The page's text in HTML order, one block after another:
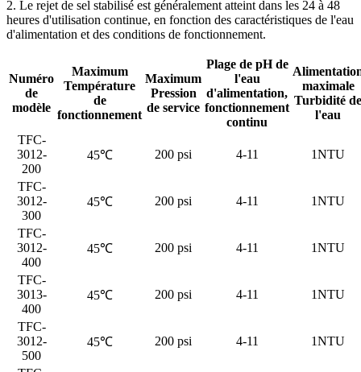
2. Le rejet de sel stabilisé est généralement atteint dans les 24 à 48
heures d'utilisation continue, en fonction des caractéristiques de l'eau
d'alimentation et des conditions de fonctionnement.
Numéro
de
modèle
Maximum
Température
de
fonctionnement
Maximum
Pression
de service
Plage de pH de
l'eau
d'alimentation,
fonctionnement
continu
maximale
Turbidité de
l'eau
TFC-
3012-
200
45℃ 200 psi 4-11 1NTU
TFC-
3012-
300
45℃ 200 psi 4-11 1NTU
TFC-
3012-
400
45℃ 200 psi 4-11 1NTU
TFC-
3013-
400
45℃ 200 psi 4-11 1NTU
TFC-
3012-
500
45℃ 200 psi 4-11 1NTU